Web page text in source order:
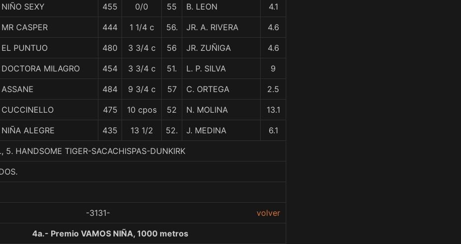
NIÑO SEXY 455 0/0 55 B. LEON 4.1
MR CASPER 444 1 1/4 c 56. JR. A. RIVERA 4.6
EL PUNTUO 480 3 3/4 c 56 JR. ZUÑIGA 4.6
DOCTORA MILAGRO 454 3 3/4 c 51. L. P. SILVA 9
ASSANE 484 9 3/4 c 57 C. ORTEGA 2.5
CUCCINELLO 475 10 cpos 52 N. MOLINA 13.1
NIÑA ALEGRE 435 13 1/2 52. J. MEDINA 6.1
5. HANDSOME TIGER-SACACHISPAS-DUNKIRK
-3131- volver
4a.- Premio VAMOS NIÑA, 1000 metros